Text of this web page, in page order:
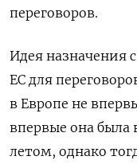
переговоров.
Идея назначения
ЕС для
в Европе не
впервые она
летом, однако